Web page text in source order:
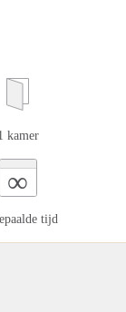
kamer
∞
tijd